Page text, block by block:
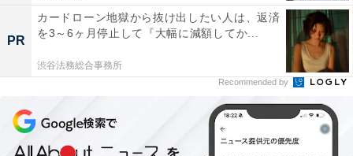
PR
カードローン地獄から抜け出したい人は、返済
を3～6ヶ月停止して『大幅に減額してか...
渋谷法務総合事務所
Recommended by